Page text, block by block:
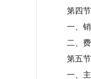
第四
一、
二、
第五
一、